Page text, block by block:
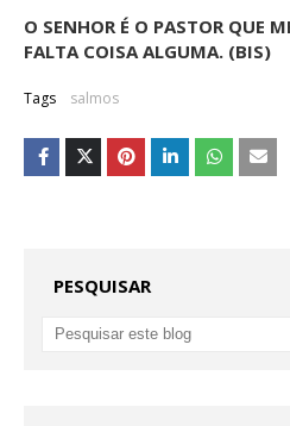
O SENHOR É O PASTOR QUE
FALTA COISA ALGUMA. (BIS)
Tags salmos
PESQUISAR